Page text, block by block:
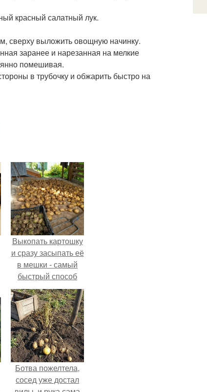
красный салатный лук.
сверху выложить овощную начинку.
заранее и нарезанная на мелкие
помешивая.
в трубочку и обжарить быстро на
Выкопать картошку
и сразу засыпать её
в мешки - самый
быстрый способ
спрятать вместе с
урожаем гниль,
порезы и больные
клубни.
Ботва пожелтела,
сосед уже достал